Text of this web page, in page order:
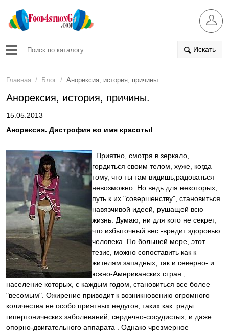
Искать
Главная / Блог / Анорексия, история, причины.
Анорексия, история, причины.
15.05.2013
Анорексия. Дистрофия во имя красоты!
Приятно, смотря в зеркало,
гордиться своим телом, хуже, когда
тому, что ты там видишь,радоваться
невозможно. Но ведь для некоторых,
путь к их "совершенству", становиться
навязчивой идеей, рушащей всю
жизнь. Думаю, ни для кого не секрет,
что избыточный вес -вредит здоровью
человека. По большей мере, этот
тезис, можно сопоставить как к
жителям западных, так и северно- и
южно-Американских стран ,
население которых, с каждым годом, становиться все более
"весомым". Ожирение приводит к возникновению огромного
количества не особо приятных недугов, таких как: ряды
гипертонических заболеваний, сердечно-сосудистых, и даже
опорно-двигательного аппарата . Однако чрезмерное